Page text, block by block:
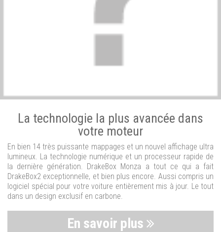
La technologie la plus avancée dans
votre moteur
En bien 14 très puissante mappages et un nouvel affichage ultra
lumineux. La technologie numérique et un processeur rapide de
la dernière génération. DrakeBox Monza a tout ce qui a fait
DrakeBox2 exceptionnelle, et bien plus encore. Aussi compris un
logiciel spécial pour votre voiture entièrement mis à jour. Le tout
dans un design exclusif en carbone.
En savoir plus